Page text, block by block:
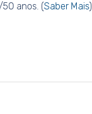
anos. (Saber Mais)